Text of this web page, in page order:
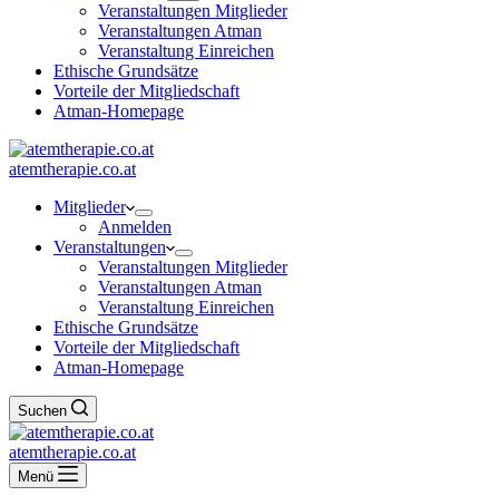
Veranstaltungen Mitglieder
Veranstaltungen Atman
Veranstaltung Einreichen
Ethische Grundsätze
Vorteile der Mitgliedschaft
Atman-Homepage
atemtherapie.co.at
Mitglieder
Anmelden
Veranstaltungen
Veranstaltungen Mitglieder
Veranstaltungen Atman
Veranstaltung Einreichen
Ethische Grundsätze
Vorteile der Mitgliedschaft
Atman-Homepage
Suchen
atemtherapie.co.at
Menü